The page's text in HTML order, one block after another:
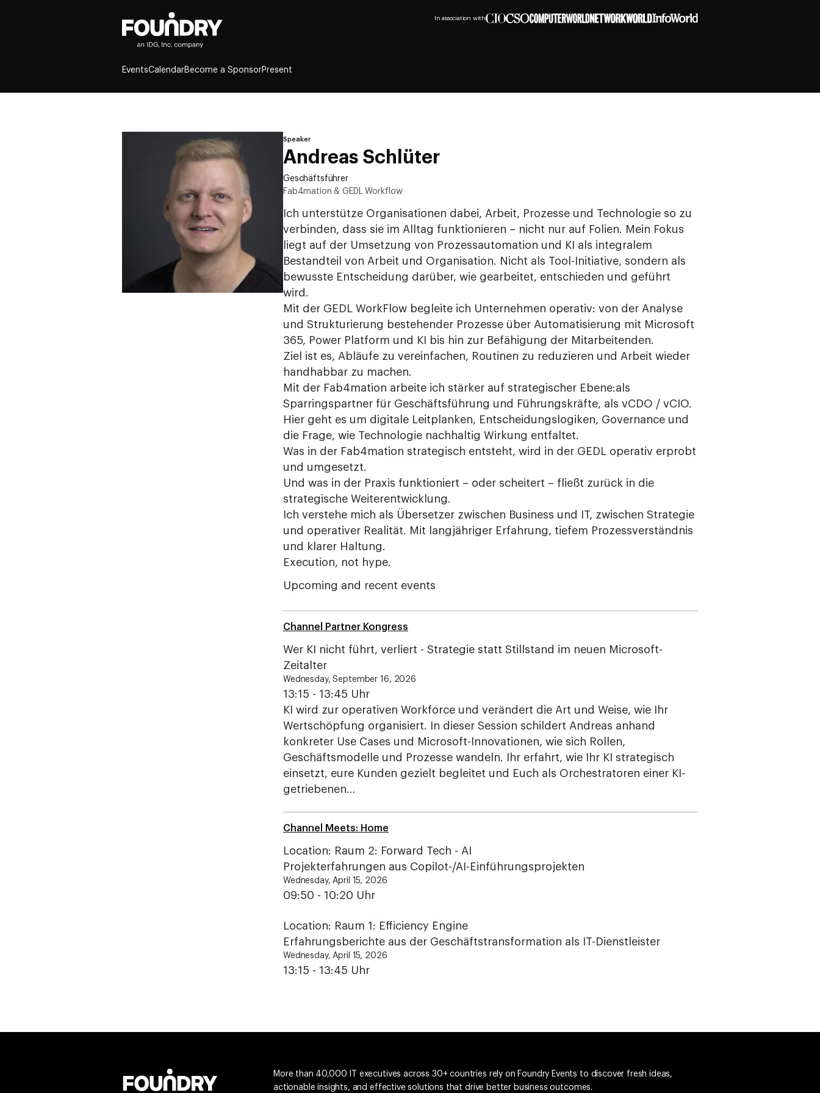
In association with
EventsCalendarBecome a SponsorPresent
Speaker
Andreas Schlüter
Geschäftsführer
Fab4mation & GEDL Workflow
Ich unterstütze Organisationen dabei, Arbeit, Prozesse und Technologie so zu
verbinden, dass sie im Alltag funktionieren – nicht nur auf Folien. Mein Fokus
liegt auf der Umsetzung von Prozessautomation und KI als integralem
Bestandteil von Arbeit und Organisation. Nicht als Tool-Initiative, sondern als
bewusste Entscheidung darüber, wie gearbeitet, entschieden und geführt
wird.
Mit der GEDL WorkFlow begleite ich Unternehmen operativ: von der Analyse
und Strukturierung bestehender Prozesse über Automatisierung mit Microsoft
365, Power Platform und KI bis hin zur Befähigung der Mitarbeitenden.
Ziel ist es, Abläufe zu vereinfachen, Routinen zu reduzieren und Arbeit wieder
handhabbar zu machen.
Mit der Fab4mation arbeite ich stärker auf strategischer Ebene:als
Sparringspartner für Geschäftsführung und Führungskräfte, als vCDO / vCIO.
Hier geht es um digitale Leitplanken, Entscheidungslogiken, Governance und
die Frage, wie Technologie nachhaltig Wirkung entfaltet.
Was in der Fab4mation strategisch entsteht, wird in der GEDL operativ erprobt
und umgesetzt.
Und was in der Praxis funktioniert – oder scheitert – fließt zurück in die
strategische Weiterentwicklung.
Ich verstehe mich als Übersetzer zwischen Business und IT, zwischen Strategie
und operativer Realität. Mit langjähriger Erfahrung, tiefem Prozessverständnis
und klarer Haltung.
Execution, not hype.
Upcoming and recent events
Channel Partner Kongress
Wer KI nicht führt, verliert - Strategie statt Stillstand im neuen Microsoft-
Zeitalter
Wednesday, September 16, 2026
13:15 - 13:45 Uhr
KI wird zur operativen Workforce und verändert die Art und Weise, wie Ihr
Wertschöpfung organisiert. In dieser Session schildert Andreas anhand
konkreter Use Cases und Microsoft-Innovationen, wie sich Rollen,
Geschäftsmodelle und Prozesse wandeln. Ihr erfahrt, wie Ihr KI strategisch
einsetzt, eure Kunden gezielt begleitet und Euch als Orchestratoren einer KI-
getriebenen…
Channel Meets: Home
Location: Raum 2: Forward Tech - AI
Projekterfahrungen aus Copilot-/AI-Einführungsprojekten
Wednesday, April 15, 2026
09:50 - 10:20 Uhr
Location: Raum 1: Efficiency Engine
Erfahrungsberichte aus der Geschäftstransformation als IT-Dienstleister
Wednesday, April 15, 2026
13:15 - 13:45 Uhr
More than 40,000 IT executives across 30+ countries rely on Foundry Events to discover fresh ideas,
actionable insights, and effective solutions that drive better business outcomes.